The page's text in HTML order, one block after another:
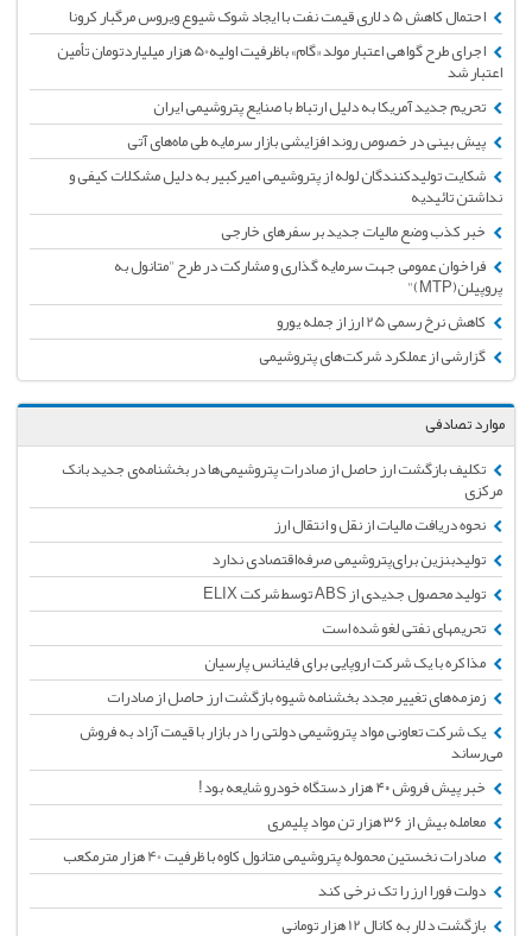
احتمال کاهش 5 دلاری قیمت نفت با ایجاد شوک شیوع ویروس مرگبار کرونا
اجرای طرح گواهی اعتبار مولد «گام» باظرفیت اولیه50 هزار میلیاردتومان تأمین
اعتبار شد
تحریم جدید آمریکا به دلیل ارتباط با صنایع پتروشیمی ایران
پیش بینی در خصوص روند افزایشی بازار سرمایه طی ماه‌های آتی
شکایت تولیدکنندگان لوله از پتروشیمی امیرکبیر به دلیل مشکلات کیفی و
نداشتن تائیدیه
خبر کذب وضع مالیات جدید بر سفرهای خارجی
فراخوان عمومی جهت سرمایه گذاری و مشارکت در طرح "متانول به
پروپیلن(MTP)"
کاهش نرخ رسمی 25 ارز از جمله یورو
گزارشی از عملکرد شرکت‌های پتروشیمی
موارد تصادفی
تکلیف بازگشت ارز حاصل از صادرات پتروشیمی‌ها در بخشنامه‌ی جدید بانک
مرکزی
نحوه دریافت مالیات از نقل و انتقال ارز
تولیدبنزین برای‌پتروشیمی صرفه‌اقتصادی ندارد
تولید محصول جدیدی از ABS توسط شرکت ELIX
تحریمهای نفتی لغو شده است
مذاکره با یک شرکت اروپایی برای فاینانس پارسیان
زمزمه‌های تغییر مجدد بخشنامه شیوه بازگشت ارز حاصل از صادرات
یک شرکت تعاونی مواد پتروشیمی دولتی را در بازار با قیمت آزاد به فروش
می‌رساند
خبر پیش فروش ۴۰ هزار دستگاه خودرو شایعه بود!
معامله بیش از ۳۶ هزار تن مواد پلیمری
صادرات نخستین محموله پتروشیمی متانول کاوه با ظرفیت 40 هزار مترمکعب
دولت فورا ارز را تک نرخی کند
بازگشت دلار به کانال 12 هزار تومانی